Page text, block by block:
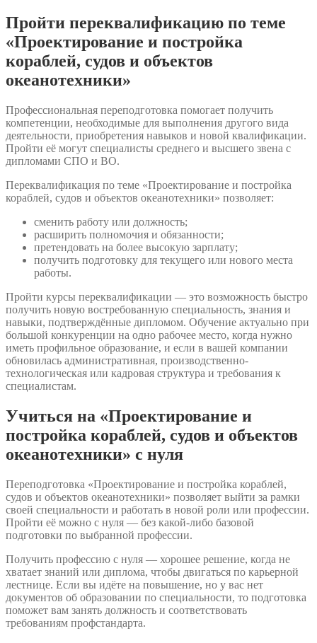
Пройти переквалификацию по теме
«Проектирование и постройка
кораблей, судов и объектов
океанотехники»
Профессиональная переподготовка помогает получить
компетенции, необходимые для выполнения другого вида
деятельности, приобретения навыков и новой квалификации.
Пройти её могут специалисты среднего и высшего звена с
дипломами СПО и ВО.
Переквалификация по теме «Проектирование и постройка
кораблей, судов и объектов океанотехники» позволяет:
сменить работу или должность;
расширить полномочия и обязанности;
претендовать на более высокую зарплату;
получить подготовку для текущего или нового места
работы.
Пройти курсы переквалификации — это возможность быстро
получить новую востребованную специальность, знания и
навыки, подтверждённые дипломом. Обучение актуально при
большой конкуренции на одно рабочее место, когда нужно
иметь профильное образование, и если в вашей компании
обновилась административная, производственно-
технологическая или кадровая структура и требования к
специалистам.
Учиться на «Проектирование и
постройка кораблей, судов и объектов
океанотехники» с нуля
Переподготовка «Проектирование и постройка кораблей,
судов и объектов океанотехники» позволяет выйти за рамки
своей специальности и работать в новой роли или профессии.
Пройти её можно с нуля — без какой-либо базовой
подготовки по выбранной профессии.
Получить профессию с нуля — хорошее решение, когда не
хватает знаний или диплома, чтобы двигаться по карьерной
лестнице. Если вы идёте на повышение, но у вас нет
документов об образовании по специальности, то подготовка
поможет вам занять должность и соответствовать
требованиям профстандарта.